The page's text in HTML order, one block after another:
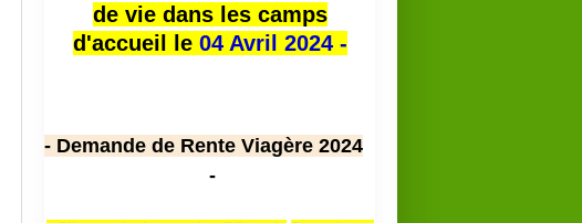
de vie dans les camps
d'accueil le 04 Avril 2024 -
- Demande de Rente Viagère 2024
-